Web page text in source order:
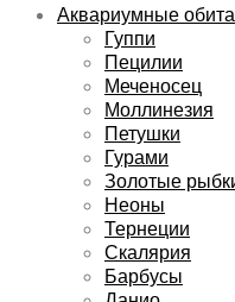
Аквариумные
Гуппи
Пецилии
Меченосец
Моллинезия
Петушки
Гурами
Золотые
Неоны
Тернеции
Скалярия
Барбусы